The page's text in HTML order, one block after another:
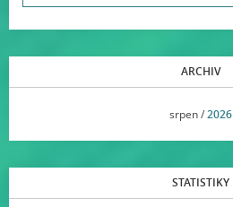
ARCHIV
srpen /2026
STATISTIKY